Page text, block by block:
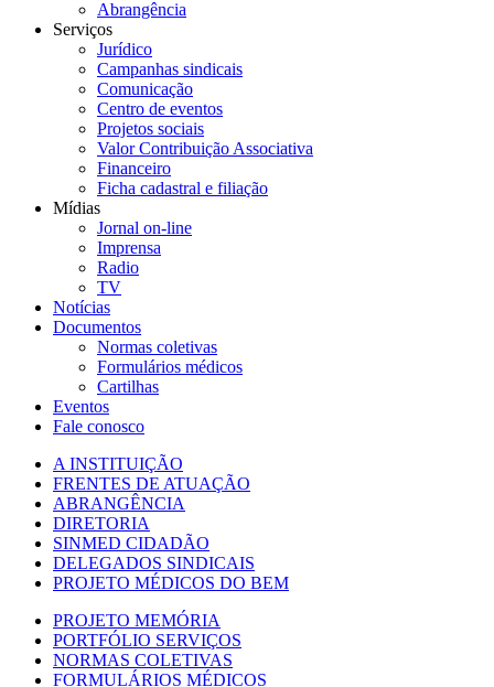
Abrangência
Serviços
Jurídico
Campanhas sindicais
Comunicação
Centro de eventos
Projetos sociais
Valor Contribuição Associativa
Financeiro
Ficha cadastral e filiação
Mídias
Jornal on-line
Imprensa
Radio
TV
Notícias
Documentos
Normas coletivas
Formulários médicos
Cartilhas
Eventos
Fale conosco
A INSTITUIÇÃO
FRENTES DE ATUAÇÃO
ABRANGÊNCIA
DIRETORIA
SINMED CIDADÃO
DELEGADOS SINDICAIS
PROJETO MÉDICOS DO BEM
PROJETO MEMÓRIA
PORTFÓLIO SERVIÇOS
NORMAS COLETIVAS
FORMULÁRIOS MÉDICOS